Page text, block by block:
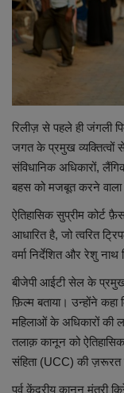
शिक्षा
व्यापार
रोजगार
NEWS
वीडियो
टेक वर्ल्ड
लाइफस्टाइल
रिलीज़ से पहले ही जंगली
जगत के प्रमुख व्यक्तित्वों
संविधानिक अधिकारों,
बहस को मजबूत करने
ऐतिहासिक सुप्रीम कोर्ट
आधारित है, जो त्वरित
वर्मा निर्देशित और रेशु
बीजेपी आईटी सेल के प्रमुख
फ़िल्म बताया। उन्होंने
महिलाओं के अधिकारों की
तलाक़ कानून को
संहिता (UCC) की ज़रूरत
पूर्व केंद्रीय क़ानून मंत्री